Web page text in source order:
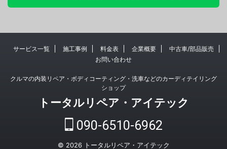
サービス一覧 施工事例 料金表 企業概要
中古車/部品販売
お問い合わせ
クルマの内装リペア・ボディコーティング・洗車などのカーディテイリング
ショップ
トータルリペア・アイテック
090-6510-6962
© 2026 トータルリペア・アイテック